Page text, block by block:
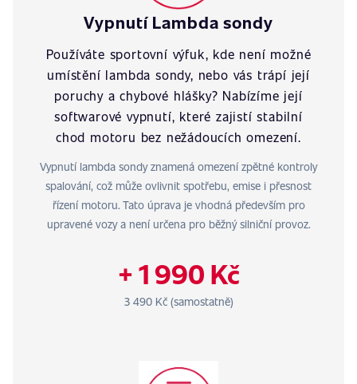
Vypnutí Lambda sondy
Používáte sportovní výfuk, kde není možné
umístění lambda sondy, nebo vás trápí její
poruchy a chybové hlášky? Nabízíme její
softwarové vypnutí, které zajistí stabilní
chod motoru bez nežádoucích omezení.
Vypnutí lambda sondy znamená omezení zpětné kontroly
spalování, což může ovlivnit spotřebu, emise i přesnost
řízení motoru. Tato úprava je vhodná především pro
upravené vozy a není určena pro běžný silniční provoz.
+ 1 990 Kč
3 490 Kč (samostatně)